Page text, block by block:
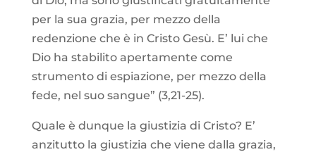
per la sua grazia, per mezzo della
redenzione che è in Cristo Gesù. E’ lui che
Dio ha stabilito apertamente come
strumento di espiazione, per mezzo della
fede, nel suo sangue” (3,21-25).
Quale è dunque la giustizia di Cristo? E’
anzitutto la giustizia che viene dalla grazia,